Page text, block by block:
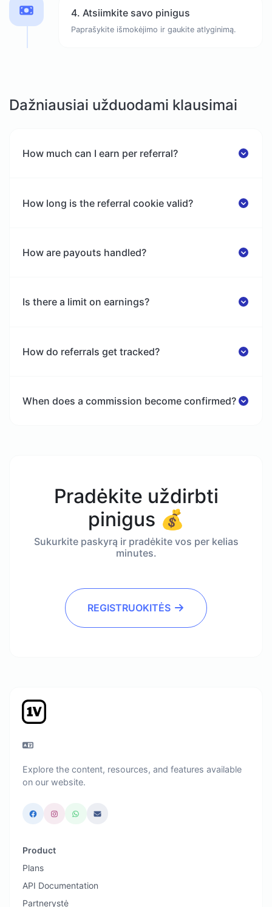
4. Atsiimkite savo pinigus
Paprašykite išmokėjimo ir gaukite atlyginimą.
Dažniausiai užduodami klausimai
How much can I earn per referral?
How long is the referral cookie valid?
How are payouts handled?
Is there a limit on earnings?
How do referrals get tracked?
When does a commission become confirmed?
Pradėkite uždirbti
pinigus 💰
Sukurkite paskyrą ir pradėkite vos per kelias
minutes.
REGISTRUOKITĖS
Explore the content, resources, and features available
on our website.
Product
Plans
API Documentation
Partnerystė